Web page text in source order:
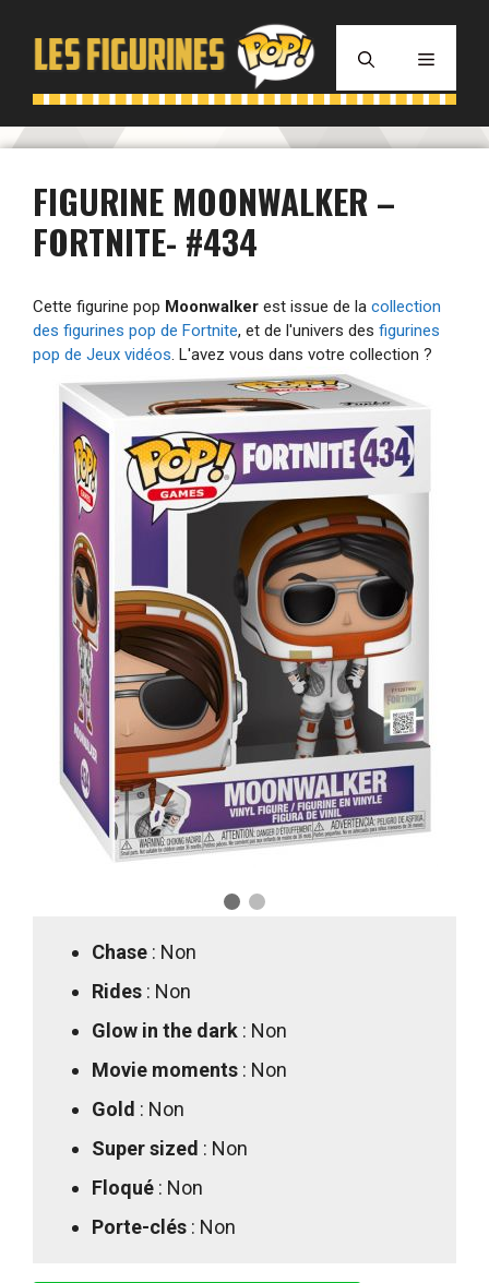
contenu
MENU
FIGURINE MOONWALKER –
FORTNITE- #434
Cette figurine pop Moonwalker est issue de la collection
des figurines pop de Fortnite, et de l'univers des figurines
pop de Jeux vidéos. L'avez vous dans votre collection ?
Chase : Non
Rides : Non
Glow in the dark : Non
Movie moments : Non
Gold : Non
Super sized : Non
Floqué : Non
Porte-clés : Non